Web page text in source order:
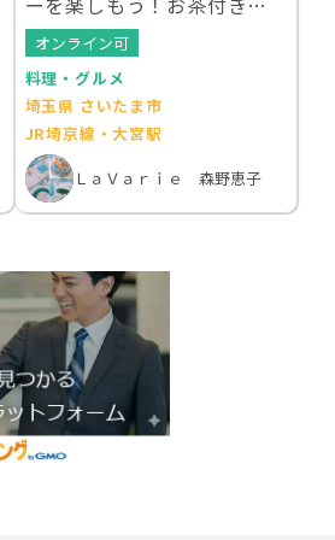
ンラインレッスン
オンライン可
料理・グルメ
埼玉県 さいたま市
JR埼京線・大宮駅
ＬａＶａｒｉｅ 森野恵子